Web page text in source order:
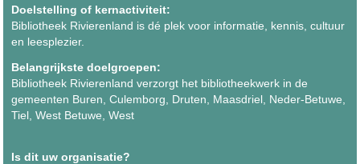
Doelstelling of kernactiviteit:
Bibliotheek Rivierenland is dé plek voor informatie, kennis, cultuur
en leesplezier.
Belangrijkste doelgroepen:
Bibliotheek Rivierenland verzorgt het bibliotheekwerk in de
gemeenten Buren, Culemborg, Druten, Maasdriel, Neder-Betuwe,
Tiel, West Betuwe, West
Is dit uw organisatie?